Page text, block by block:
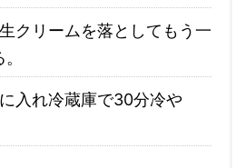
クリームを落としてもう一
入れ冷蔵庫で30分冷や